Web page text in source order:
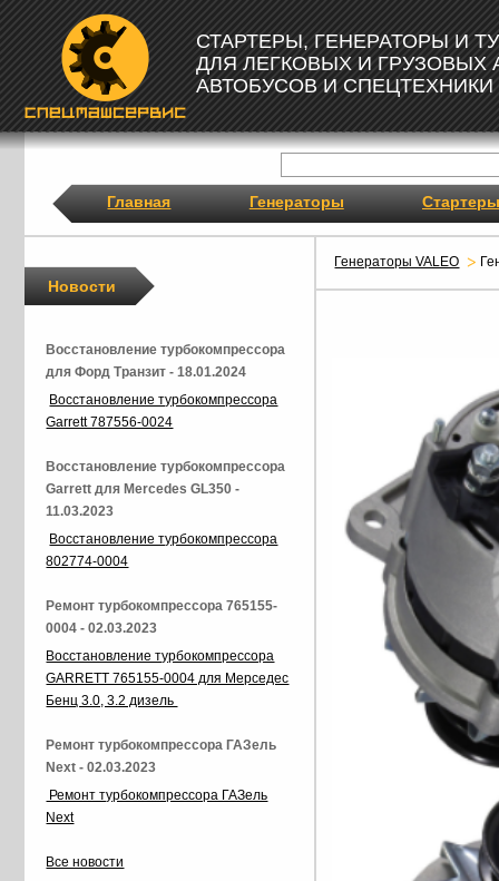
СТАРТЕРЫ, ГЕНЕРАТОРЫ И
ДЛЯ ЛЕГКОВЫХ И ГРУЗОВЫХ
АВТОБУСОВ И СПЕЦТЕХНИКИ
Главная Генераторы Стартеры
Генераторы VALEO
Новости
Восстановление турбокомпрессора
для Форд Транзит - 18.01.2024
Восстановление турбокомпрессора
Garrett 787556-0024
Восстановление турбокомпрессора
Garrett для Mercedes GL350 -
11.03.2023
Восстановление турбокомпрессора
802774-0004
Ремонт турбокомпрессора 765155-
0004 - 02.03.2023
Восстановление турбокомпрессора
GARRETT 765155-0004 для Мерседес
Бенц 3.0, 3.2 дизель
Ремонт турбокомпрессора ГАЗель
Next - 02.03.2023
Ремонт турбокомпрессора ГАЗель
Next
Все новости